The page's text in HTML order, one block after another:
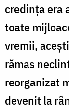
credința era
toate
vremii,
rămas
reorganizat
devenit la